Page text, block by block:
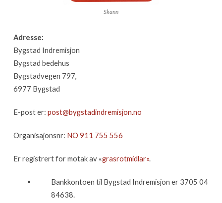
Skann
Adresse:
Bygstad Indremisjon
Bygstad bedehus
Bygstadvegen 797,
6977 Bygstad
E-post er: post@bygstadindremisjon.no
Organisajonsnr: NO 911 755 556
Er registrert for motak av «grasrotmidlar».
Bankkontoen til Bygstad Indremisjon er 3705 04
84638.